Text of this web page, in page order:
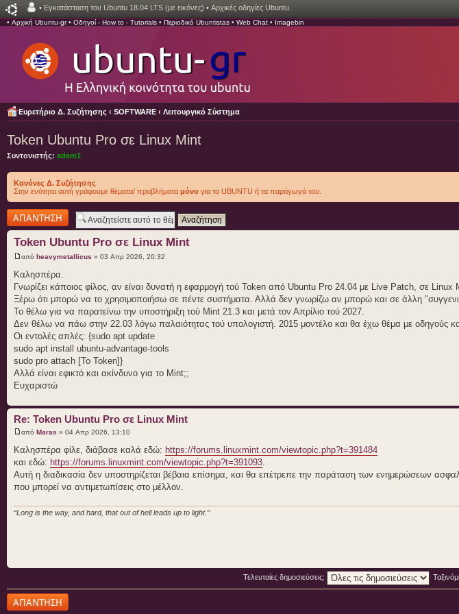
• Εγκατάσταση του Ubuntu 18.04 LTS (με εικόνες) • Αρχικές οδηγίες Ubuntu.
• Αρχική Ubuntu-gr• Οδηγοί - How to - Tutorials • Περιοδικό Ubuntistas • Web Chat • Imagebin
Ευρετήριο Δ. Συζήτησης ‹ SOFTWARE ‹ Λειτουργικό Σύστημα
Token Ubuntu Pro σε Linux Mint
Συντονιστής: adem1
Κανόνες Δ. Συζήτησης
Στην ενότητα αυτή γράφουμε θέματα/ προβλήματα μόνο για το UBUNTU ή τα παράγωγά του.
Δημιουργία
απάντησης
Token Ubuntu Pro σε Linux Mint
από heavymetallicus » 03 Απρ 2026, 20:32
Καλησπέρα.
Γνωρίζει κάποιος φίλος, αν είναι δυνατή η εφαρμογή τού Token από Ubuntu Pro 24.04 με Live Patch, σε Linux
Ξέρω ότι μπορώ να το χρησιμοποιήσω σε πέντε συστήματα. Αλλά δεν γνωρίζω αν μπορώ και σε άλλη
Το θέλω για να παρατείνω την υποστήριξη τού Mint 21.3 και μετά τον Απρίλιο τού 2027.
Δεν θέλω να πάω στην 22.03 λόγω παλαιότητας τού υπολογιστή. 2015 μοντέλο και θα έχω θέμα με οδηγούς
Οι εντολές απλές: {sudo apt update
sudo apt install ubuntu-advantage-tools
sudo pro attach [Το Token]}
Αλλά είναι εφικτό και ακίνδυνο για το Mint;;
Ευχαριστώ
Re: Token Ubuntu Pro σε Linux Mint
από Maras » 04 Απρ 2026, 13:10
Καλησπέρα φίλε, διάβασε καλά εδώ: https://forums.linuxmint.com/viewtopic.php?t=391484
και εδώ: https://forums.linuxmint.com/viewtopic.php?t=391093.
Αυτή η διαδικασία δεν υποστηρίζεται βέβαια επίσημα, και θα επέτρεπε την παράταση των ενημερώσεων
που μπορεί να αντιμετωπίσεις στο μέλλον.
“Long is the way, and hard, that out of hell leads up to light.”
Τελευταίες δημοσιεύσεις:
Δημιουργία
απάντησης